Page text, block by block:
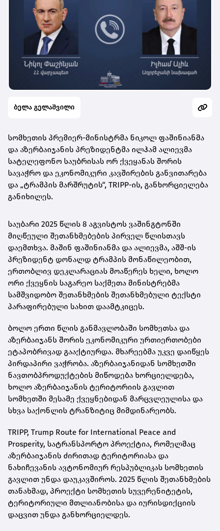
ბელა გელაშვილი
სომხეთის პრემიერ-მინისტრმა ნიკოლ ფაშინიანმა
და აზერბაიჯანის პრეზიდენტმა ილჰამ ალიევმა
სატელეფონო საუბრისას ორ ქვეყანას შორის
სავაჭრო და ეკონომიკური კავშირების განვითარება
და „ტრამპის მარშრუტის“, TRIPP-ის, განხორციელება
განიხილეს.
საუბარი 2025 წლის 8 აგვისტოს ვაშინგტონში
მიღწეული შეთანხმებების პირველ წლისთავს
დაემთხვა. მაშინ ფაშინიანმა და ალიევმა, აშშ-ის
პრეზიდენტ დონალდ ტრამპის მონაწილეობით,
ერთობლივ დეკლარაციას მოაწერეს ხელი, ხოლო
ორი ქვეყნის საგარეო საქმეთა მინისტრებმა
სამშვიდობო შეთანხმების შეთანხმებული ტექსტი
პარაფირებული სახით დაამტკიცეს.
ბოლო ერთი წლის განმავლობაში სომხეთსა და
აზერბაიჯანს შორის ეკონომიკური ურთიერთობები
ეტაპობრივად გააქტიურდა. მხარეებმა უკვე დაიწყეს
პირდაპირი ვაჭრობა. აზერბაიჯანიდან სომხეთში
ნავთობპროდუქტების მიწოდება ხორციელდება,
ხოლო აზერბაიჯანის ტერიტორიის გავლით
სომხეთში მესამე ქვეყნებიდან მარცვლეულისა და
სხვა საქონლის ტრანზიტიც მიმდინარეობს.
TRIPP, Trump Route for International Peace and
Prosperity, სატრანსპორტო პროექტია, რომელმაც
აზერბაიჯანის ძირითად ტერიტორიასა და
ნახიჩევანის ავტონომიურ რესპუბლიკას სომხეთის
გავლით უნდა დაუკავშიროს. 2025 წლის შეთანხმების
თანახმად, პროექტი სომხეთის სუვერენიტეტის,
ტერიტორიული მთლიანობისა და იურისდიქციის
დაცვით უნდა განხორციელდეს.